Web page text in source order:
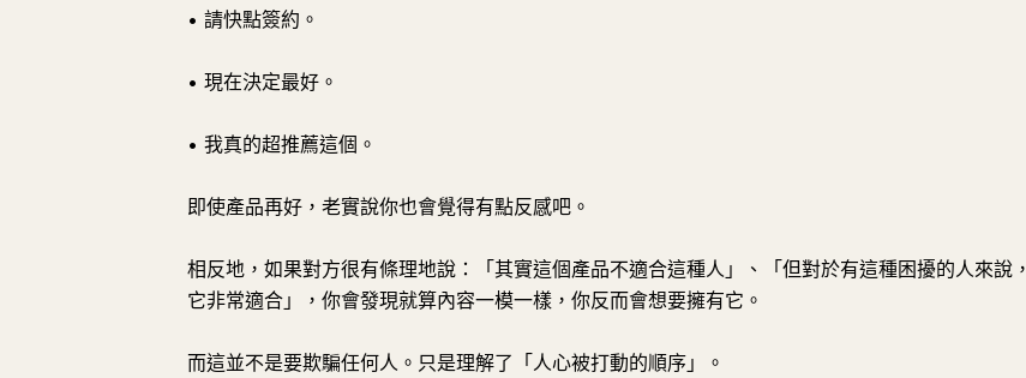
• 請快點簽約。
• 現在決定最好。
• 我真的超推薦這個。
即使產品再好，老實說你也會覺得有點反感吧。
相反地，如果對方很有條理地說：「其實這個產品不適合這種人」、「但對於有這種困擾的人來說，
它非常適合」，你會發現就算內容一模一樣，你反而會想要擁有它。
而這並不是要欺騙任何人。只是理解了「人心被打動的順序」。